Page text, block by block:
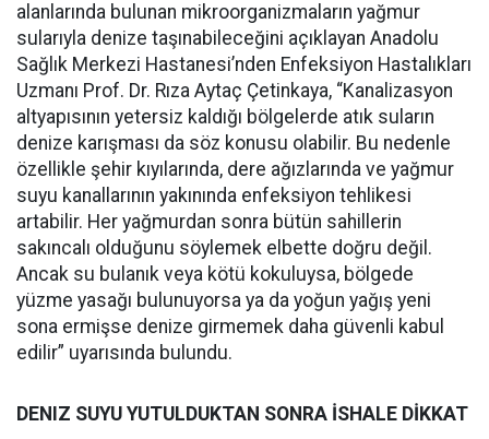
alanlarında bulunan mikroorganizmaların yağmur
sularıyla denize taşınabileceğini açıklayan Anadolu
Sağlık Merkezi Hastanesi’nden Enfeksiyon Hastalıkları
Uzmanı Prof. Dr. Rıza Aytaç Çetinkaya, “Kanalizasyon
altyapısının yetersiz kaldığı bölgelerde atık suların
denize karışması da söz konusu olabilir. Bu nedenle
özellikle şehir kıyılarında, dere ağızlarında ve yağmur
suyu kanallarının yakınında enfeksiyon tehlikesi
artabilir. Her yağmurdan sonra bütün sahillerin
sakıncalı olduğunu söylemek elbette doğru değil.
Ancak su bulanık veya kötü kokuluysa, bölgede
yüzme yasağı bulunuyorsa ya da yoğun yağış yeni
sona ermişse denize girmemek daha güvenli kabul
edilir” uyarısında bulundu.
DENIZ SUYU YUTULDUKTAN SONRA İSHALE DİKKAT